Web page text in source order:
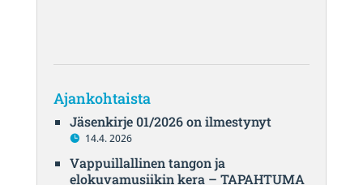
Ajankohtaista
Jäsenkirje 01/2026 on ilmestynyt
14.4. 2026
Vappuillallinen tangon ja
elokuvamusiikin kera – TAPAHTUMA